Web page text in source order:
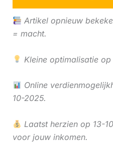
Artikel opnieuw
= macht.
Kleine optimalisatie
Online
10-2025.
Laatst herzien op 13-
voor jouw inkomen.